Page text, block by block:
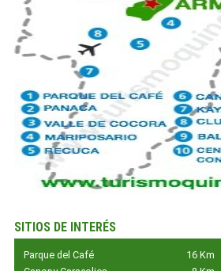
SITIOS DE INTERÉS
Parque del Café
16 Km